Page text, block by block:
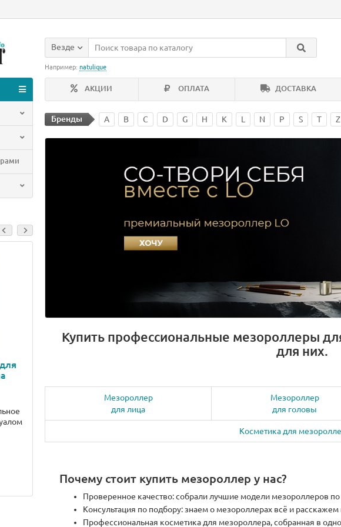
Везде
Например: natulique
АКЦИИ ОПЛАТА ДОСТАВКА
или других косметических
Постпроцедурная маска LO – это
инновационное SOS-средство для
восстановле..
В корзину
титановых игл с золотым
напылением
Мезороллер LO 1 мм — ваш
домашний косметолог!
LO 1 мм — это инновационный
инструмент для ..
В корзину
Бренды A B C D G H K L N P S T Z
Купить профессиональные мезороллеры
для них.
Мезороллер
для лица
Мезороллер
для головы
Косметика для
Почему стоит купить мезороллер у нас?
Проверенное качество: собрали лучшие модели мезороллеров
Консультация по подбору: знаем о мезороллерах всё и
Профессиональная косметика для мезороллера, собранная в